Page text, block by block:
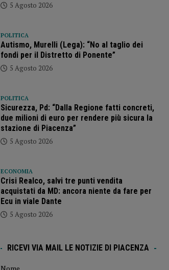
5 Agosto 2026
POLITICA
Autismo, Murelli (Lega): “No al taglio dei
fondi per il Distretto di Ponente”
5 Agosto 2026
POLITICA
Sicurezza, Pd: “Dalla Regione fatti concreti,
due milioni di euro per rendere più sicura la
stazione di Piacenza”
5 Agosto 2026
ECONOMIA
Crisi Realco, salvi tre punti vendita
acquistati da MD: ancora niente da fare per
Ecu in viale Dante
5 Agosto 2026
RICEVI VIA MAIL LE NOTIZIE DI PIACENZA